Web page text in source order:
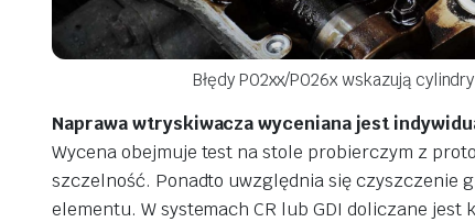
Błędy P02xx/P026x wskazują
Naprawa wtryskiwacza wyceniana jest
Wycena obejmuje test na stole probierczym z
szczelność. Ponadto uwzględnia się czyszczenie
elementu. W systemach CR lub GDI doliczane jest